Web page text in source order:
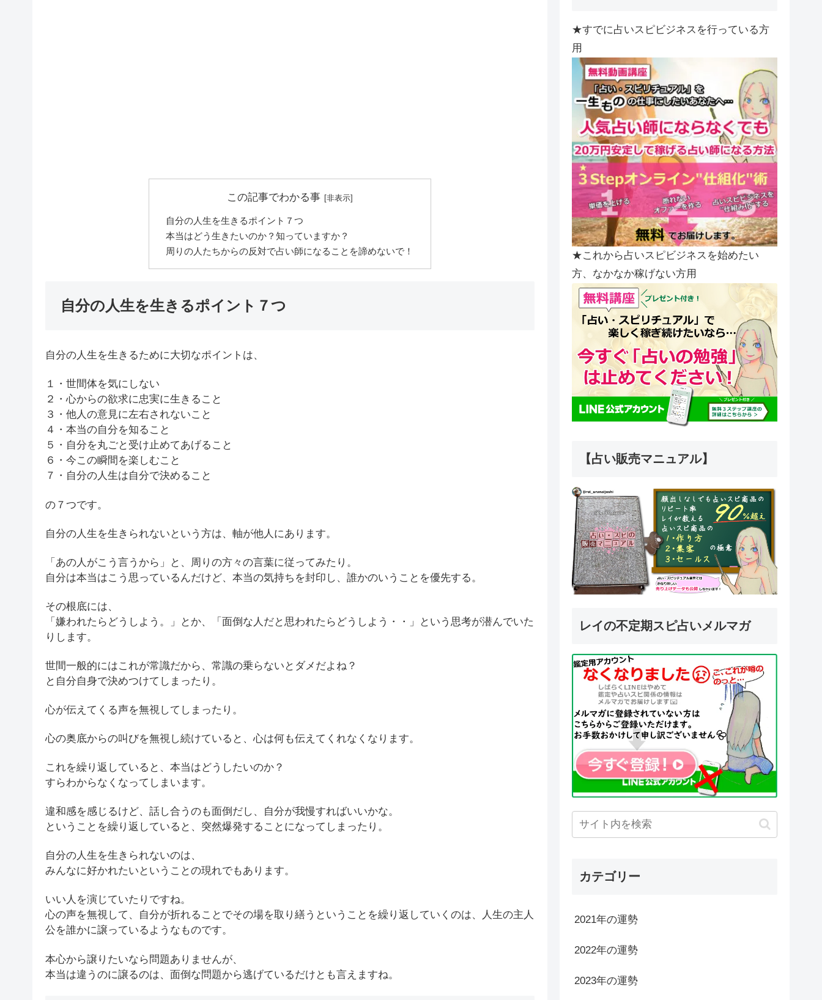
この記事でわかる事
自分の人生を生きるポイント７つ
本当はどう生きたいのか？知っていますか？
周りの人たちからの反対で占い師になることを諦めないで！
自分の人生を生きるポイント７つ
自分の人生を生きるために大切なポイントは、
１・世間体を気にしない
２・心からの欲求に忠実に生きること
３・他人の意見に左右されないこと
４・本当の自分を知ること
５・自分を丸ごと受け止めてあげること
６・今この瞬間を楽しむこと
７・自分の人生は自分で決めること
の７つです。
自分の人生を生きられないという方は、軸が他人にあります。
「あの人がこう言うから」と、周りの方々の言葉に従ってみたり。
自分は本当はこう思っているんだけど、本当の気持ちを封印し、誰かのいうことを優先する。
その根底には、
「嫌われたらどうしよう。」とか、「面倒な人だと思われたらどうしよう・・」という思考が潜んでいた
りします。
世間一般的にはこれが常識だから、常識の乗らないとダメだよね？
と自分自身で決めつけてしまったり。
心が伝えてくる声を無視してしまったり。
心の奥底からの叫びを無視し続けていると、心は何も伝えてくれなくなります。
これを繰り返していると、本当はどうしたいのか？
すらわからなくなってしまいます。
違和感を感じるけど、話し合うのも面倒だし、自分が我慢すればいいかな。
ということを繰り返していると、突然爆発することになってしまったり。
自分の人生を生きられないのは、
みんなに好かれたいということの現れでもあります。
いい人を演じていたりですね。
心の声を無視して、自分が折れることでその場を取り繕うということを繰り返していくのは、人生の主人
公を誰かに譲っているようなものです。
本心から譲りたいなら問題ありませんが、
本当は違うのに譲るのは、面倒な問題から逃げているだけとも言えますね。
★すでに占いスピビジネスを行っている方
用
★これから占いスピビジネスを始めたい
方、なかなか稼げない方用
【占い販売マニュアル】
レイの不定期スピ占いメルマガ
カテゴリー
2021年の運勢
2022年の運勢
2023年の運勢